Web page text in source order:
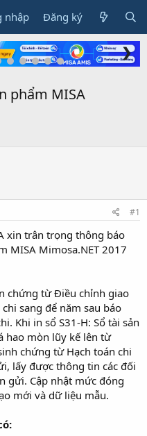
nhập Đăng ký
❯
phẩm MISA
#1
xin trân trọng thông báo
MISA Mimosa.NET 2017
chứng từ Điều chỉnh giao
sang để năm sau báo
Khi in sổ S31-H: Sổ tài sản
hao mòn lũy kế lên từ
chứng từ Hạch toán chi
lấy được thông tin các đối
gửi. Cập nhật mức đóng
mới và dữ liệu mẫu.